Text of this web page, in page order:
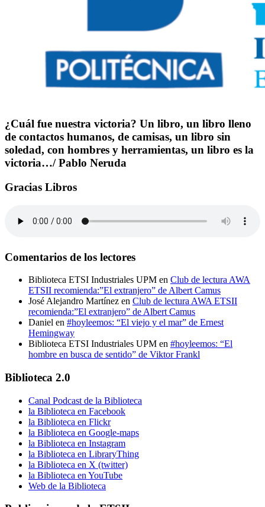
¿Cuál fue nuestra victoria? Un libro, un libro lleno
de contactos humanos, de camisas, un libro sin
soledad, con hombres y herramientas, un libro es la
victoria…/ Pablo Neruda
Gracias Libros
Comentarios de los lectores
Biblioteca ETSI Industriales UPM en Club de lectura AWA
ETSII recomienda:”El extranjero” de Albert Camus
José Alejandro Martínez en Club de lectura AWA ETSII
recomienda:”El extranjero” de Albert Camus
Daniel en #hoyleemos: “El viejo y el mar” de Ernest
Hemingway
Biblioteca ETSI Industriales UPM en #hoyleemos: “El
hombre en busca de sentido” de Viktor Frankl
Biblioteca 2.0
Canal Podcast de la Biblioteca
la Biblioteca en Facebook
la Biblioteca en Flickr
la Biblioteca en Google-maps
la Biblioteca en Instagram
la Biblioteca en LibraryThing
la Biblioteca en X (twitter)
la Biblioteca en YouTube
Web de la Biblioteca